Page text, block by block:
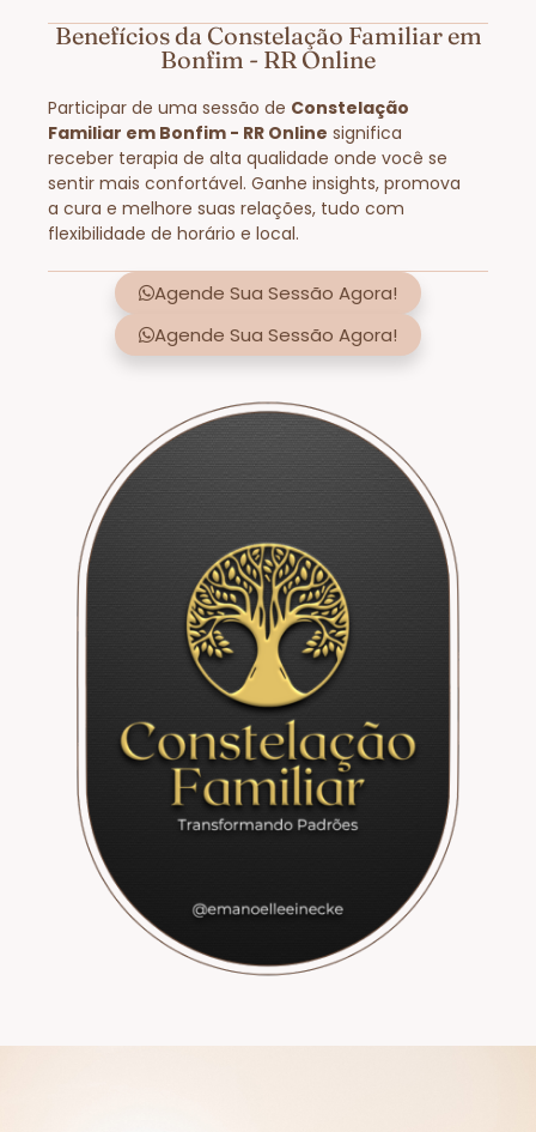
Benefícios da Constelação Familiar em
Bonfim - RR Online
Participar de uma sessão de Constelação
Familiar em Bonfim - RR Online significa
receber terapia de alta qualidade onde você se
sentir mais confortável. Ganhe insights, promova
a cura e melhore suas relações, tudo com
flexibilidade de horário e local.
Agende Sua Sessão Agora!
Agende Sua Sessão Agora!